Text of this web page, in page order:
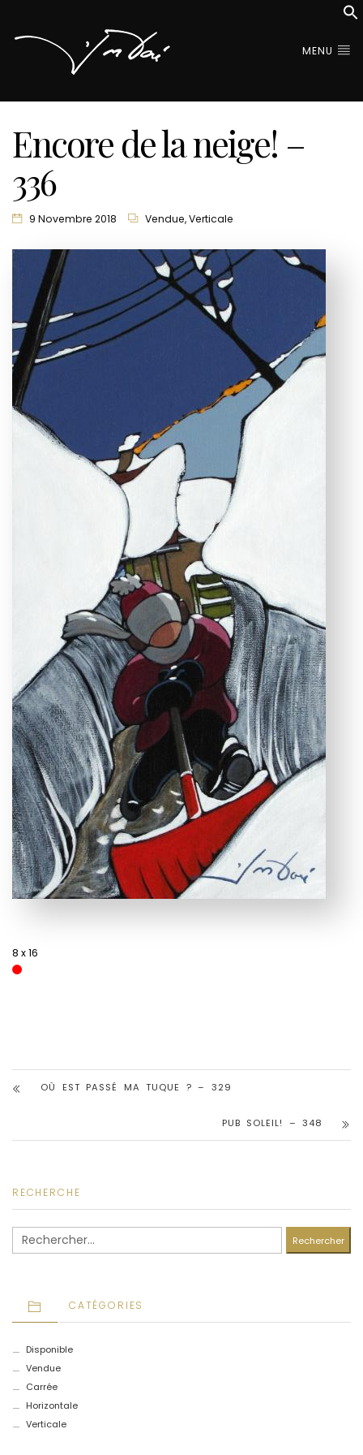
MENU
Encore de la neige! –
336
9 Novembre 2018 Vendue,Verticale
8 x 16
OÙ EST PASSÉ MA TUQUE ? – 329
PUB SOLEIL! – 348
RECHERCHE
Rechercher :
CATÉGORIES
Disponible
Vendue
Carrée
Horizontale
Verticale